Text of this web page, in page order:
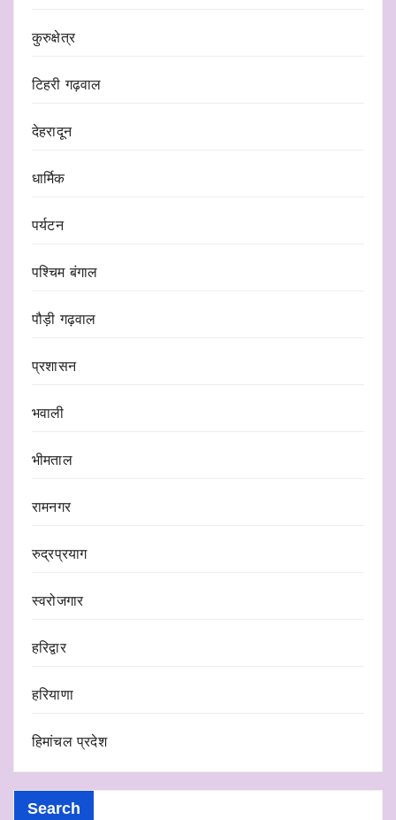
कुरुक्षेत्र
टिहरी गढ़वाल
देहरादून
धार्मिक
पर्यटन
पश्चिम बंगाल
पौड़ी गढ़वाल
प्रशासन
भवाली
भीमताल
रामनगर
रुद्रप्रयाग
स्वरोजगार
हरिद्वार
हरियाणा
हिमांचल प्रदेश
Search